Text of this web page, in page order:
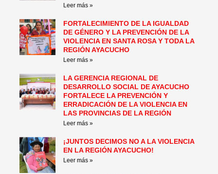
Leer más »
FORTALECIMIENTO DE LA IGUALDAD
DE GÉNERO Y LA PREVENCIÓN DE LA
VIOLENCIA EN SANTA ROSA Y TODA LA
REGIÓN AYACUCHO
Leer más »
LA GERENCIA REGIONAL DE
DESARROLLO SOCIAL DE AYACUCHO
FORTALECE LA PREVENCIÓN Y
ERRADICACIÓN DE LA VIOLENCIA EN
LAS PROVINCIAS DE LA REGIÓN
Leer más »
¡JUNTOS DECIMOS NO A LA VIOLENCIA
EN LA REGIÓN AYACUCHO!
Leer más »